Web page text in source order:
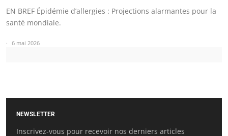
EN BREF Épidémie d’allergies : Projections alarmantes pour la
santé mondiale.
6 mai 2026
NEWSLETTER
Inscrivez-vous pour recevoir nos derniers articles